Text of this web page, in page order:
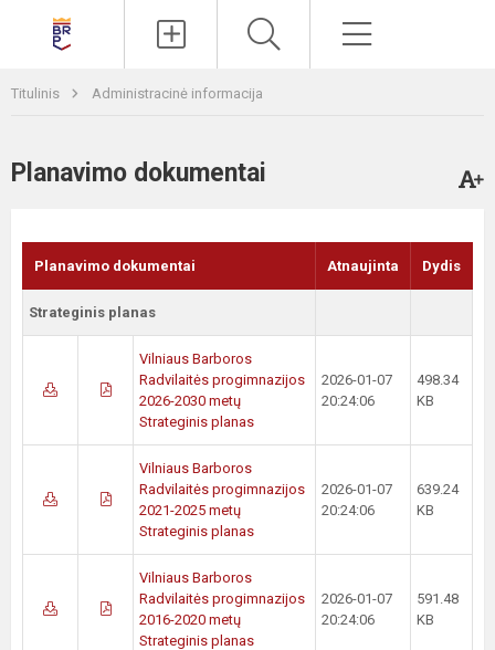
Titulinis Administracinė informacija
Planavimo dokumentai
Planavimo dokumentai Atnaujinta Dydis
Strateginis planas
Vilniaus Barboros
Radvilaitės progimnazijos
2026-2030 metų
Strateginis planas
2026-01-07
20:24:06
498.34
KB
Vilniaus Barboros
Radvilaitės progimnazijos
2021-2025 metų
Strateginis planas
2026-01-07
20:24:06
639.24
KB
Vilniaus Barboros
Radvilaitės progimnazijos
2016-2020 metų
Strateginis planas
2026-01-07
20:24:06
591.48
KB